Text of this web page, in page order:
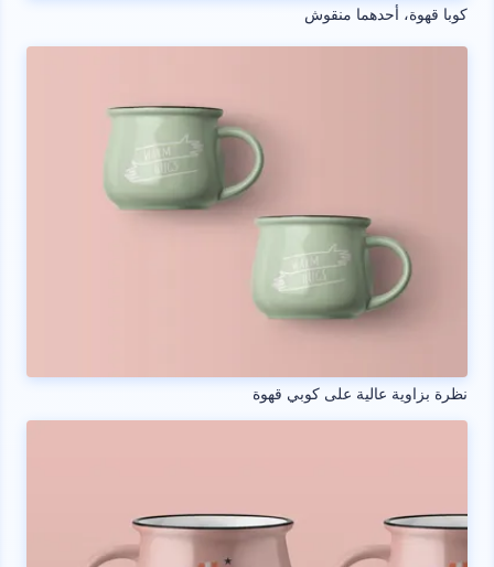
كوبا قهوة، أحدهما منقوش
نظرة بزاوية عالية على كوبي قهوة